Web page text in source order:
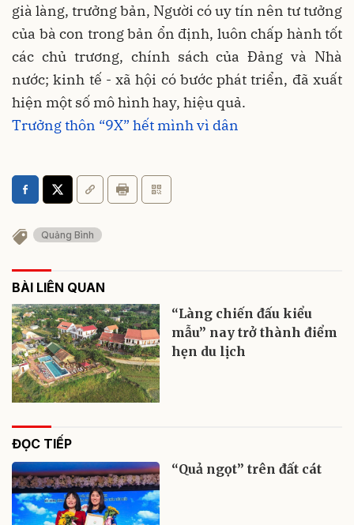
già làng, trưởng bản, Người có uy tín nên tư tưởng
của bà con trong bản ổn định, luôn chấp hành tốt
các chủ trương, chính sách của Đảng và Nhà
nước; kinh tế - xã hội có bước phát triển, đã xuất
hiện một số mô hình hay, hiệu quả.
Trưởng thôn “9X” hết mình vì dân
Quảng Bình
BÀI LIÊN QUAN
“Làng chiến đấu kiểu
mẫu” nay trở thành điểm
hẹn du lịch
ĐỌC TIẾP
“Quả ngọt” trên đất cát